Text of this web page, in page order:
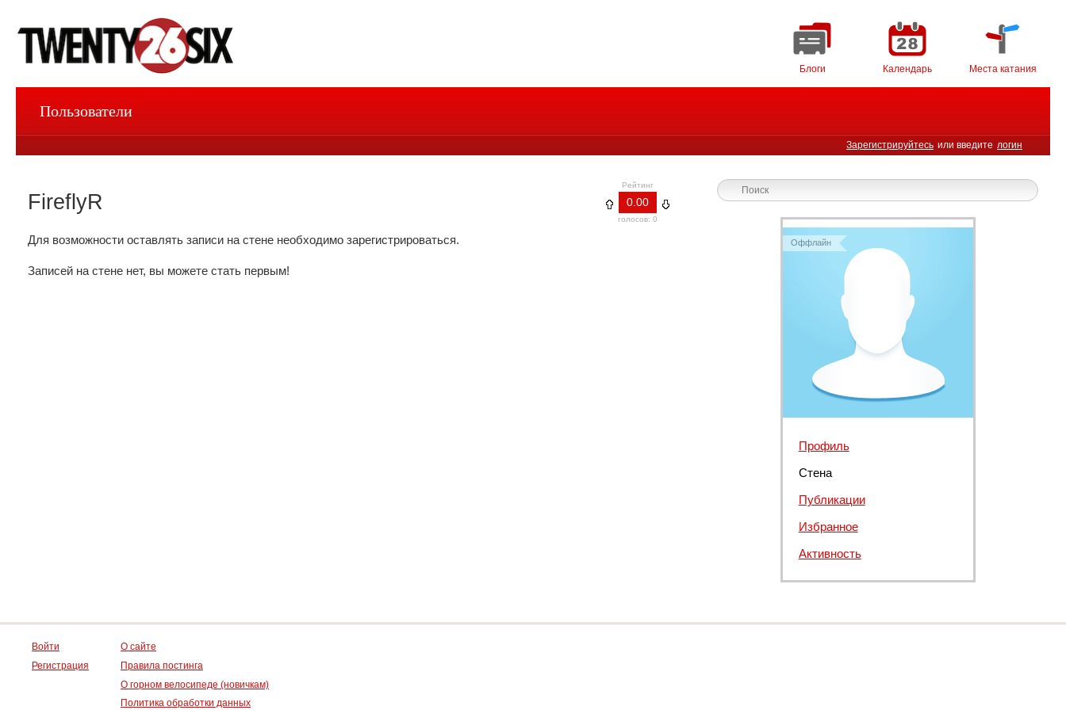
Блоги Календарь Места катания
Зарегистрируйтесь или введите логин
Пользователи
Рейтинг
0.00
голосов: 0
FireflyR
Для возможности оставлять записи на стене необходимо зарегистрироваться.
Записей на стене нет, вы можете стать первым!
Оффлайн
Профиль
Стена
Публикации
Избранное
Активность
Войти
Регистрация
О сайте
Правила постинга
О горном велосипеде (новичкам)
Политика обработки данных